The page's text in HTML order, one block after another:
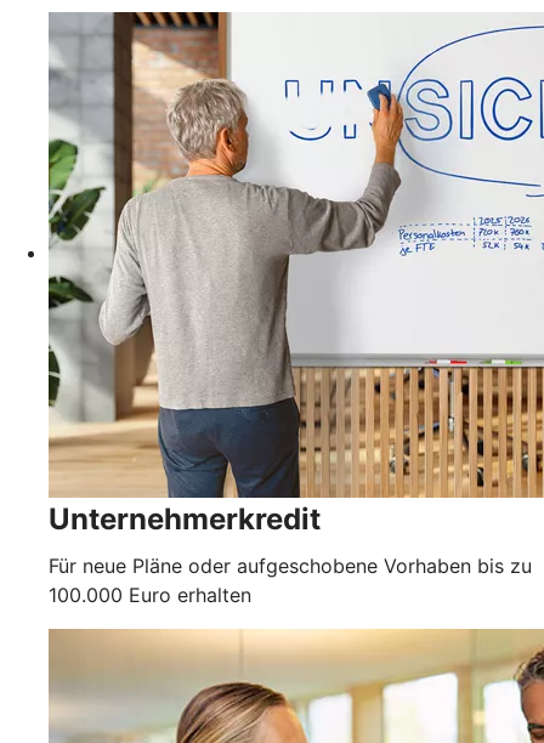
Unternehmerkredit
Für neue Pläne oder aufgeschobene Vorhaben bis zu
100.000 Euro erhalten